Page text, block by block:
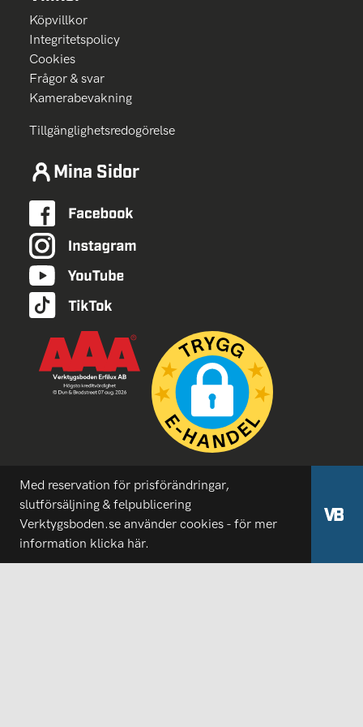
Köpvillkor
Integritetspolicy
Cookies
Frågor & svar
Kamerabevakning
Tillgänglighetsredogörelse
Mina Sidor
Med reservation för prisförändringar,
slutförsäljning & felpublicering
Verktygsboden.se använder cookies - för mer
information klicka här.